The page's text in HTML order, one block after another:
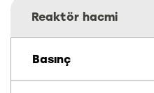
Reaktör hacmi
Basınç